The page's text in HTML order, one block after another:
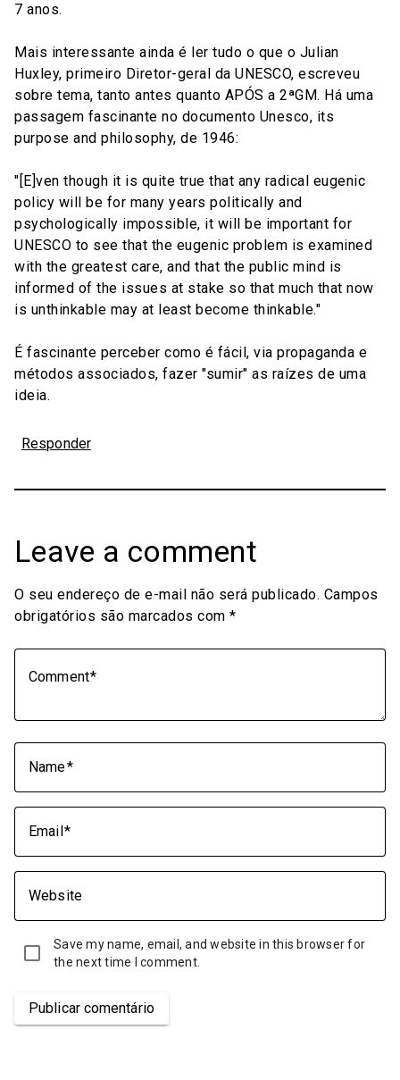
7 anos.
Mais interessante ainda é ler tudo o que o Julian
Huxley, primeiro Diretor-geral da UNESCO, escreveu
sobre tema, tanto antes quanto APÓS a 2ªGM. Há uma
passagem fascinante no documento Unesco, its
purpose and philosophy, de 1946:
"[E]ven though it is quite true that any radical eugenic
policy will be for many years politically and
psychologically impossible, it will be important for
UNESCO to see that the eugenic problem is examined
with the greatest care, and that the public mind is
informed of the issues at stake so that much that now
is unthinkable may at least become thinkable."
É fascinante perceber como é fácil, via propaganda e
métodos associados, fazer "sumir" as raízes de uma
ideia.
Responder
Leave a comment
O seu endereço de e-mail não será publicado. Campos
obrigatórios são marcados com *
Comment
Name
Email
Website
Save my name, email, and website in this browser for
the next time I comment.
Publicar comentário